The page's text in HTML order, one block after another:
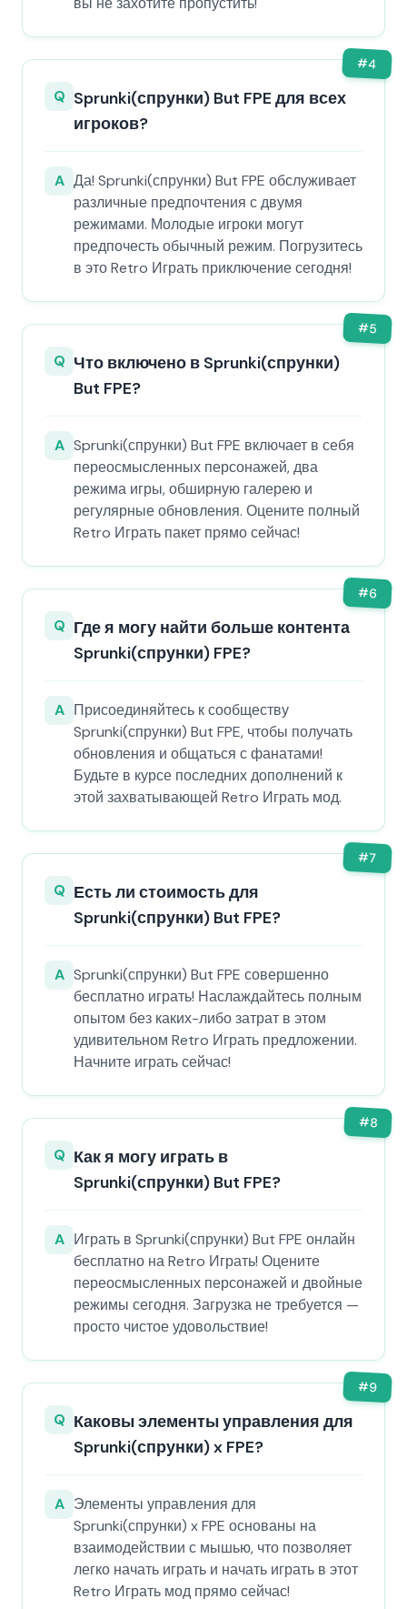
#4
Q Sprunki(спрунки) But FPE для всех
игроков?
A Да! Sprunki(спрунки) But FPE обслуживает
различные предпочтения с двумя
режимами. Молодые игроки могут
предпочесть обычный режим. Погрузитесь
в это Retro Играть приключение сегодня!
#5
Q Что включено в Sprunki(спрунки)
But FPE?
A Sprunki(спрунки) But FPE включает в себя
переосмысленных персонажей, два
режима игры, обширную галерею и
регулярные обновления. Оцените полный
Retro Играть пакет прямо сейчас!
#6
Q Где я могу найти больше контента
Sprunki(спрунки) FPE?
A Присоединяйтесь к сообществу
Sprunki(спрунки) But FPE, чтобы получать
обновления и общаться с фанатами!
Будьте в курсе последних дополнений к
этой захватывающей Retro Играть мод.
#7
Q Есть ли стоимость для
Sprunki(спрунки) But FPE?
A Sprunki(спрунки) But FPE совершенно
бесплатно играть! Наслаждайтесь полным
опытом без каких-либо затрат в этом
удивительном Retro Играть предложении.
Начните играть сейчас!
#8
Q Как я могу играть в
Sprunki(спрунки) But FPE?
A Играть в Sprunki(спрунки) But FPE онлайн
бесплатно на Retro Играть! Оцените
переосмысленных персонажей и двойные
режимы сегодня. Загрузка не требуется —
просто чистое удовольствие!
#9
Q Каковы элементы управления для
Sprunki(спрунки) x FPE?
A Элементы управления для
Sprunki(спрунки) x FPE основаны на
взаимодействии с мышью, что позволяет
легко начать играть и начать играть в этот
Retro Играть мод прямо сейчас!